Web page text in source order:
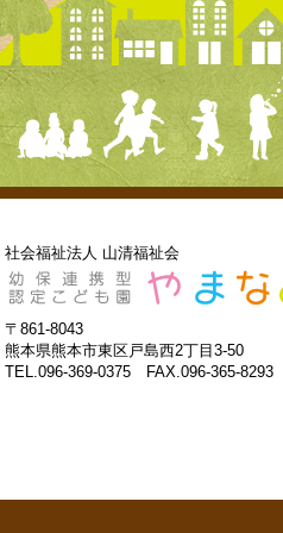
社会福祉法人 山清福祉会
〒861-8043
熊本県熊本市東区戸島西2丁目3-50
TEL.096-369-0375 FAX.096-365-8293